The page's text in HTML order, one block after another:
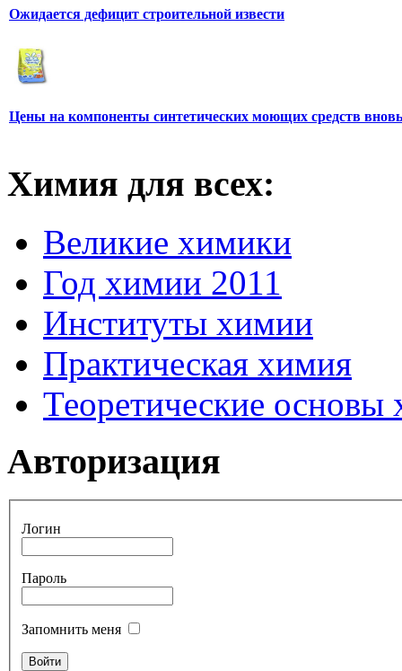
Ожидается дефицит строительной извести
Цены на компоненты синтетических моющих средств
Химия для всех:
Великие химики
Год химии 2011
Институты химии
Практическая химия
Теоретические основы
Авторизация
Логин
Пароль
Запомнить меня